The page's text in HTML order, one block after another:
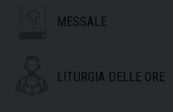
MESSALE
LITURGIA DELLE ORE